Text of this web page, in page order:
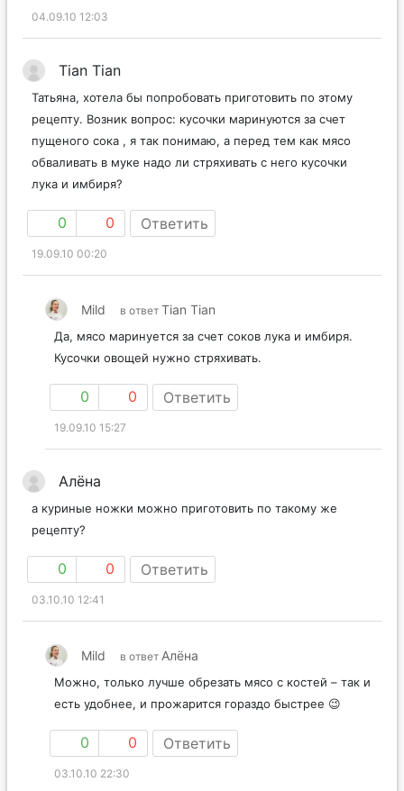
04.09.10 12:03
Тian Tian
Татьяна, хотела бы попробовать приготовить по этому
рецепту. Возник вопрос: кусочки маринуются за счет
пущеного сока , я так понимаю, а перед тем как мясо
обваливать в муке надо ли стряхивать с него кусочки
лука и имбиря?
0 0 Ответить
19.09.10 00:20
Mild в ответ Тian Tian
Да, мясо маринуется за счет соков лука и имбиря.
Кусочки овощей нужно стряхивать.
0 0 Ответить
19.09.10 15:27
Алёна
а куриные ножки можно приготовить по такому же
рецепту?
0 0 Ответить
03.10.10 12:41
Mild в ответ Алёна
Можно, только лучше обрезать мясо с костей – так и
есть удобнее, и прожарится гораздо быстрее 😉
0 0 Ответить
03.10.10 22:30